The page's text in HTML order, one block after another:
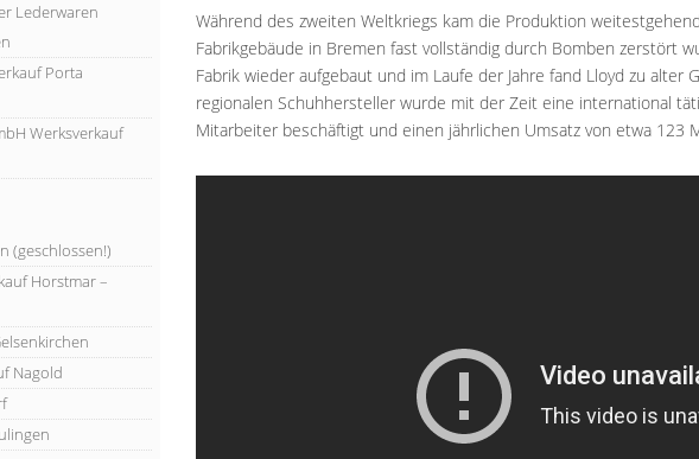
Während des zweiten Weltkriegs kam die Produktion
Fabrikgebäude in Bremen fast vollständig durch Bomben zerstört
Fabrik wieder aufgebaut und im Laufe der Jahre fand Lloyd zu alter
regionalen Schuhhersteller wurde mit der Zeit eine international
Mitarbeiter beschäftigt und einen jährlichen Umsatz von etwa 123
Lederwaren
Porta
Werksverkauf
(geschlossen!)
Horstmar –
Nagold